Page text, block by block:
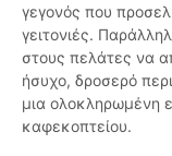
γεγονός που
γειτονιές.
στους πελάτες να
ήσυχο, δροσερό
μια ολοκληρωμένη
καφεκοπτείου.